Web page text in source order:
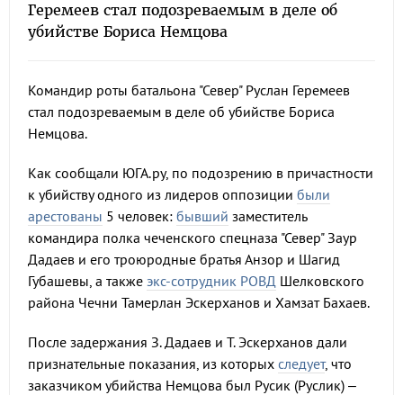
Геремеев стал подозреваемым в деле об
убийстве Бориса Немцова
Командир роты батальона "Север" Руслан Геремеев
стал подозреваемым в деле об убийстве Бориса
Немцова.
Как сообщали ЮГА.ру, по подозрению в причастности
к убийству одного из лидеров оппозиции были
арестованы 5 человек: бывший заместитель
командира полка чеченского спецназа "Север" Заур
Дадаев и его троюродные братья Анзор и Шагид
Губашевы, а также экс-сотрудник РОВД Шелковского
района Чечни Тамерлан Эскерханов и Хамзат Бахаев.
После задержания З. Дадаев и Т. Эскерханов дали
признательные показания, из которых следует, что
заказчиком убийства Немцова был Русик (Руслик) –